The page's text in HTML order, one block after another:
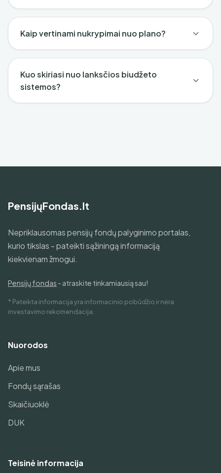
Kaip vertinami nukrypimai nuo plano?
Kuo skiriasi nuo lanksčios biudžeto
sistemos?
PensijųFondas.lt
Nepriklausomas pensijų fondų palyginimo portalas,
kurio tikslas - pateikti sąžiningą informaciją
kiekvienam žmogui.
Pensijų fondas - atraskite tinkamiausią sau!
* Pateikta informacija yra informacinio pobūdžio ir nėra
investavimo rekomendacija.
Nuorodos
Apie mus
Fondų sąrašas
Skaičiuoklė
DUK
Teisinė informacija